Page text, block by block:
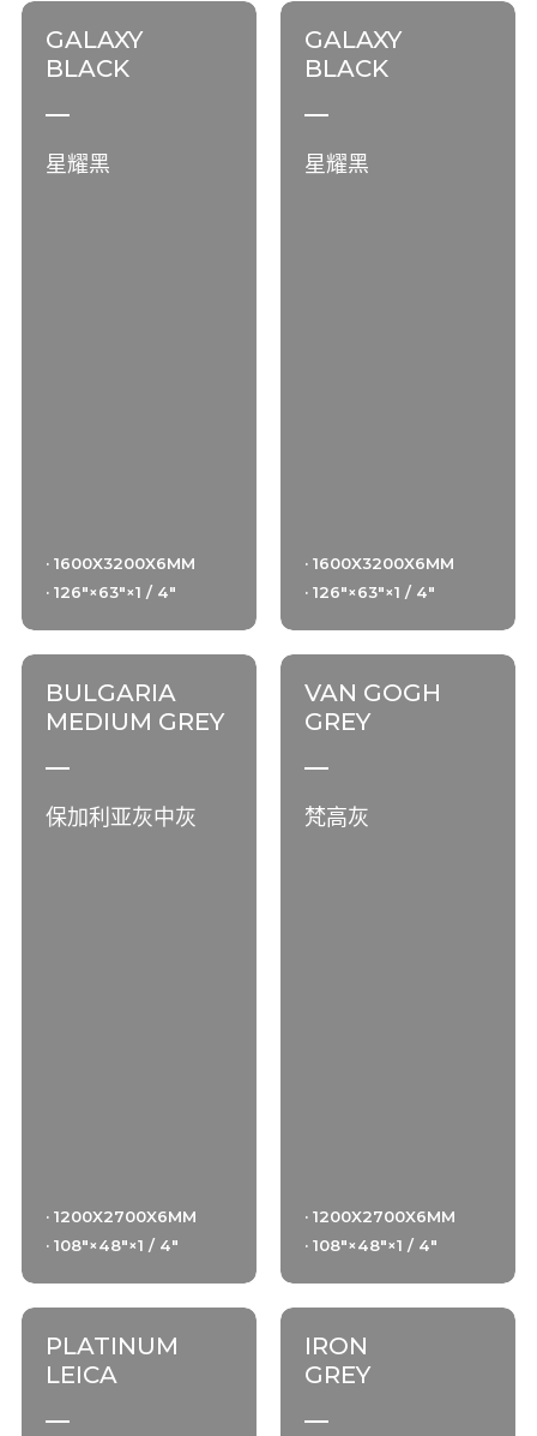
GALAXY
BLACK
星耀黑
· 1600X3200X6MM
· 126"×63"×1 / 4"
GALAXY
BLACK
星耀黑
· 1600X3200X6MM
· 126"×63"×1 / 4"
BULGARIA
MEDIUM GREY
保加利亚灰中灰
· 1200X2700X6MM
· 108"×48"×1 / 4"
VAN GOGH
GREY
梵高灰
· 1200X2700X6MM
· 108"×48"×1 / 4"
PLATINUM
LEICA
IRON
GREY